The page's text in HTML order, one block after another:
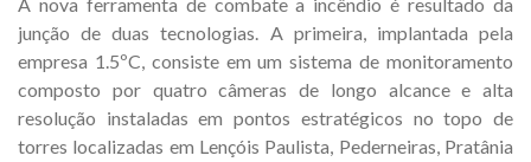
junção de duas tecnologias. A primeira, implantada pela
empresa 1.5ºC, consiste em um sistema de monitoramento
composto por quatro câmeras de longo alcance e alta
resolução instaladas em pontos estratégicos no topo de
torres localizadas em Lençóis Paulista, Pederneiras, Pratânia